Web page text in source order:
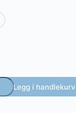
Legg i handlekurv